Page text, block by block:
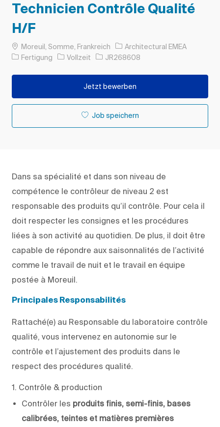
Technicien Contrôle Qualité
H/F
OrtMoreuil, Somme, Frankreich
Architectural EMEA
Kategorie
Fertigung Auftragstyp
Vollzeit Auftrags-ID
JR268608
Jetzt bewerben
Job speichern
Dans sa spécialité et dans son niveau de
compétence le contrôleur de niveau 2 est
responsable des produits qu’il contrôle. Pour cela il
doit respecter les consignes et les procédures
liées à son activité au quotidien. De plus, il doit être
capable de répondre aux saisonnalités de l’activité
comme le travail de nuit et le travail en équipe
postée à Moreuil.
Principales Responsabilités
Rattaché(e) au Responsable du laboratoire contrôle
qualité, vous intervenez en autonomie sur le
contrôle et l’ajustement des produits dans le
respect des procédures qualité.
1. Contrôle & production
Contrôler les produits finis, semi-finis, bases
calibrées, teintes et matières premières